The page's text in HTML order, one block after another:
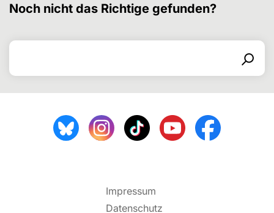
Noch nicht das Richtige gefunden?
Search for
Search
Impressum
Datenschutz